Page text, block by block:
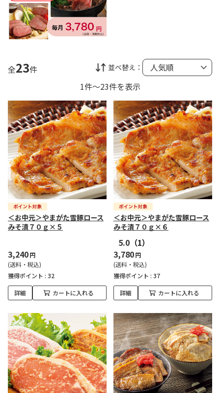
全23件 並べ替え：
1件～23件を表示
＜お中元＞やまがた雪豚ロース
みそ漬７０ｇ×５
3,240円
(送料・税込)
獲得ポイント : 32
詳細 カートに入れる
＜お中元＞やまがた雪豚ロース
みそ漬７０ｇ×６
5.0 （1）
3,780円
(送料・税込)
獲得ポイント : 37
詳細 カートに入れる